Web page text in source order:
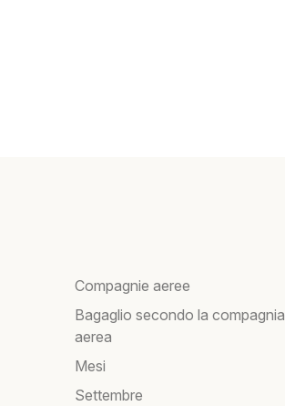
Compagnie aeree
Bagaglio secondo la compagnia
aerea
Mesi
Settembre